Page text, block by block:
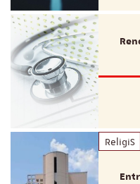
ReligiS